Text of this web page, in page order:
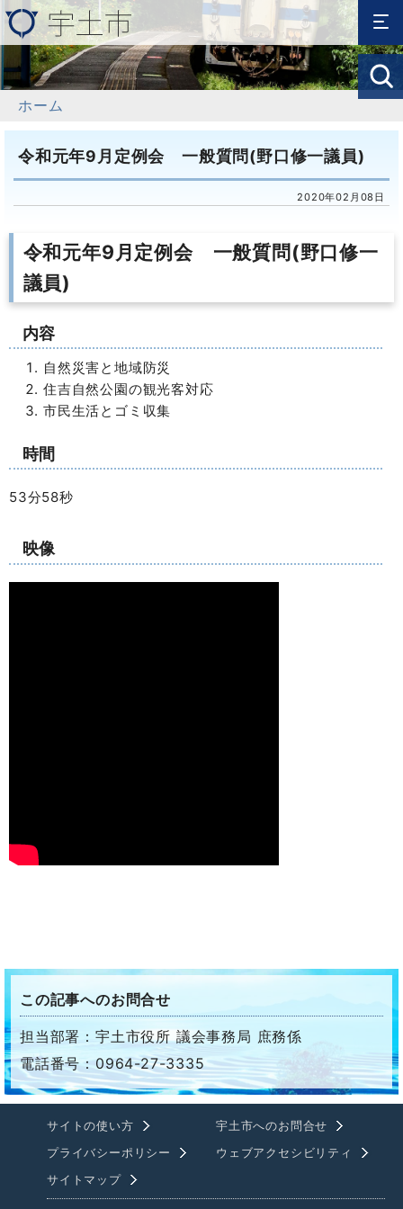
ホーム
令和元年9月定例会 一般質問(野口修一議員)
2020年02月08日
令和元年9月定例会 一般質問(野口修一
議員)
内容
自然災害と地域防災
住吉自然公園の観光客対応
市民生活とゴミ収集
時間
53分58秒
映像
この記事へのお問合せ
担当部署：宇土市役所 議会事務局 庶務係
電話番号：0964-27-3335
サイトの使い方
宇土市へのお問合せ
プライバシーポリシー
ウェブアクセシビリティ
サイトマップ